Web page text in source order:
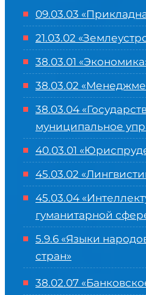
09.03.03
21.03.02
38.03.01
38.03.02
38.03.04
муниципальное
40.03.01
45.03.02
45.03.04 «
гуманитарной
5.9.6 «Языки
стран»
38.02.07